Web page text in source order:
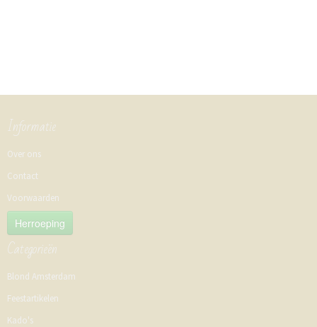
Informatie
Over ons
Contact
Voorwaarden
Herroeping
Categorieën
Blond Amsterdam
Feestartikelen
Kado's